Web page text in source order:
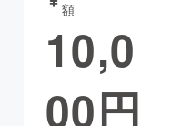
書籍・雑誌
チャレンジ
額
10,0
00円